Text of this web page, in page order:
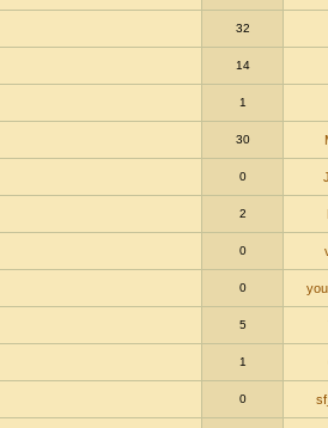
32
14
1
30
0
2
0
0
5
1
0